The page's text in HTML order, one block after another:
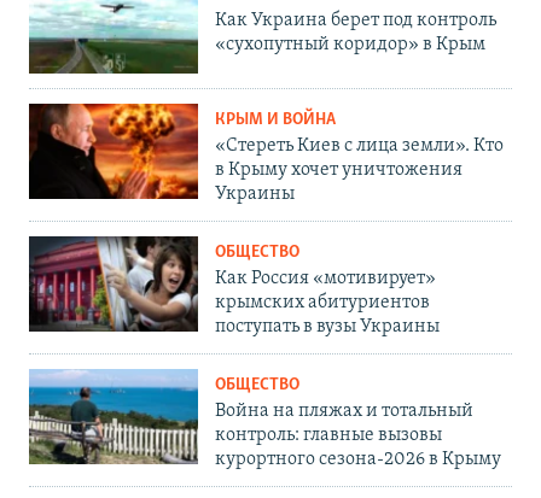
Как Украина берет под контроль
«сухопутный коридор» в Крым
КРЫМ И ВОЙНА
«Стереть Киев с лица земли». Кто
в Крыму хочет уничтожения
Украины
ОБЩЕСТВО
Как Россия «мотивирует»
крымских абитуриентов
поступать в вузы Украины
ОБЩЕСТВО
Война на пляжах и тотальный
контроль: главные вызовы
курортного сезона-2026 в Крыму